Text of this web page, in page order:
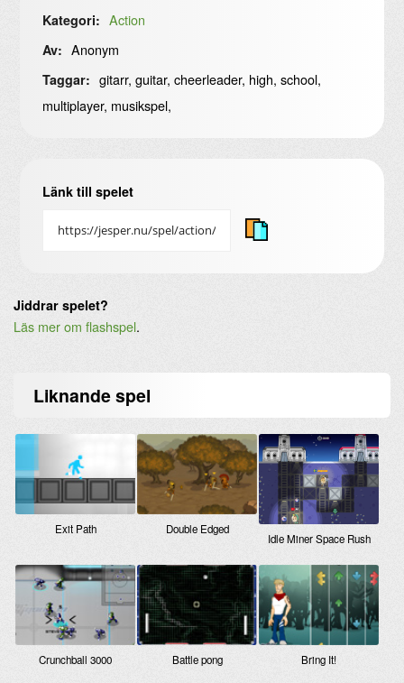
Kategori: Action
Av: Anonym
Taggar: gitarr, guitar, cheerleader, high, school,
multiplayer, musikspel,
Länk till spelet
Jiddrar spelet?
Läs mer om flashspel.
Liknandespel
Exit Path Double Edged
Idle Miner Space Rush
Crunchball 3000 Battle pong Bring It!